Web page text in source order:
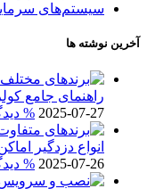
سیستم‌های
آخرین نوشته ها
راهنمای جامع
2025-07-27
%
انواع دزدگیر
2025-07-26
%